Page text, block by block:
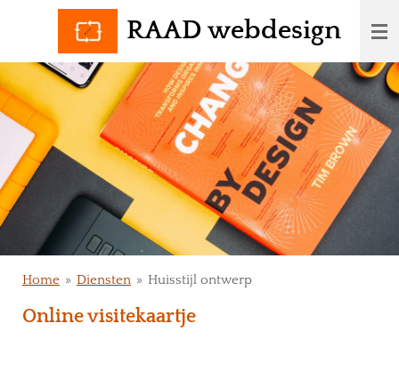
naar
de
hoofdinhoud
RAAD webdesign
Home » Diensten » Huisstijl ontwerp
Online visitekaartje